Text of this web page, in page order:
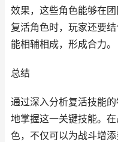
效果，这些角色能够在
复活角色时，玩家还要
能相辅相成，形成合力。
总结
通过深入分析复活技能
地掌握这一关键技能。
色，不仅可以为战斗增